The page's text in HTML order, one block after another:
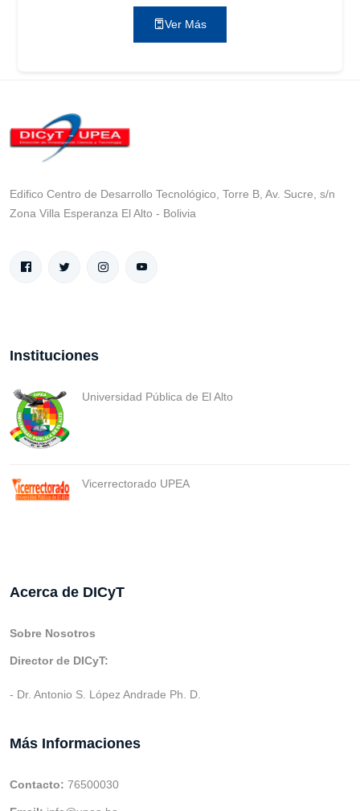
Ver Más
Edifico Centro de Desarrollo Tecnológico, Torre B, Av. Sucre, s/n
Zona Villa Esperanza El Alto - Bolivia
Instituciones
Universidad Pública de El Alto
Vicerrectorado UPEA
Acerca de DICyT
Sobre Nosotros
Director de DICyT:
- Dr. Antonio S. López Andrade Ph. D.
Más Informaciones
Contacto: 76500030